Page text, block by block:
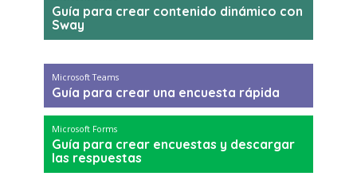
Guía para crear contenido dinámico con
Sway
Microsoft Teams
Guía para crear una encuesta rápida
Microsoft Forms
Guía para crear encuestas y descargar
las respuestas